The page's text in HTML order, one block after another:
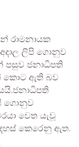
රාමනායක
අදාල ලිපි ගොනුව
පසුව ජනාධිපති
කොට ඇති බව
ගොනුව
වෙත යැවූ
කෙරෙනු ඇත.